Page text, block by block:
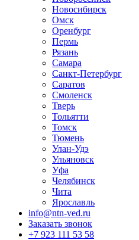
Новосибирск
Омск
Оренбург
Пермь
Рязань
Самара
Санкт-Петербург
Саратов
Смоленск
Тверь
Тольятти
Томск
Тюмень
Улан-Удэ
Ульяновск
Уфа
Челябинск
Чита
Ярославль
info@ntn-ved.ru
Заказать звонок
+7 923 111 53 58